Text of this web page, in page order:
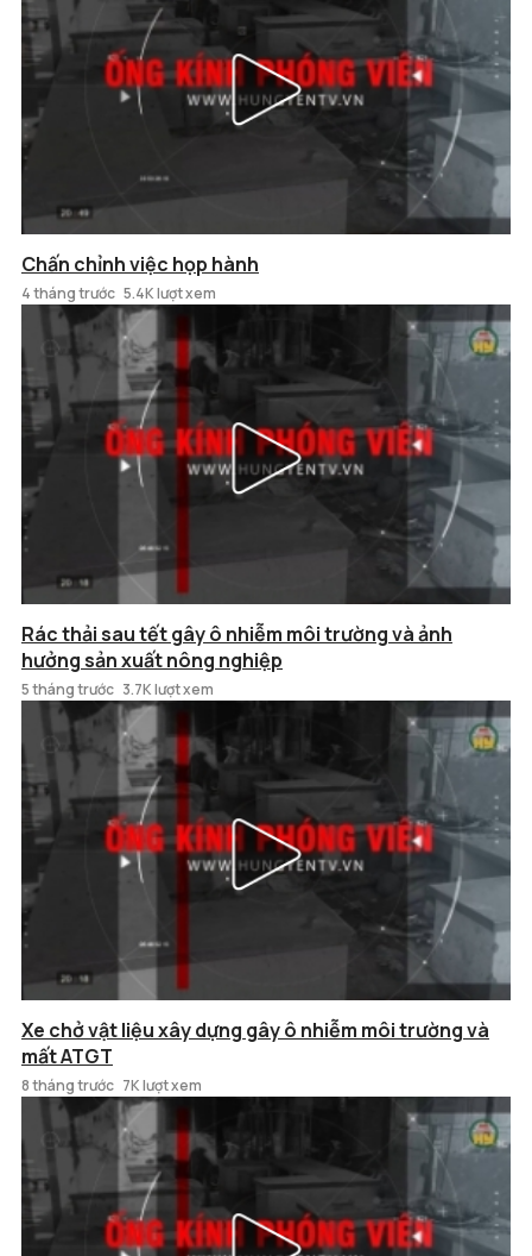
Chấn chỉnh việc họp hành
4 tháng trước 5.4K lượt xem
Rác thải sau tết gây ô nhiễm môi trường và ảnh
hưởng sản xuất nông nghiệp
5 tháng trước 3.7K lượt xem
Xe chở vật liệu xây dựng gây ô nhiễm môi trường và
mất ATGT
8 tháng trước 7K lượt xem